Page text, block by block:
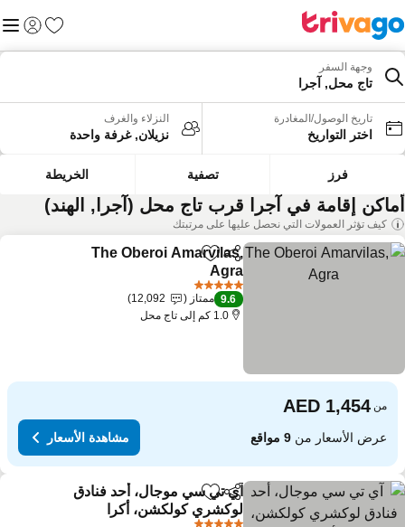
المفضلة
تسجيل
وجهة السفر
تاج محل, آجرا
تاريخ الوصول/المغادرة
اختر التواريخ
النزلاء والغرف
نزيلان, غرفة واحدة
فرز تصفية الخريطة
إقامة في آجرا قرب تاج محل (آجرا, الهند)
كيف تؤثر العمولات التي نحصل عليها على مرتبتك
مشاركةAdd to favorites
The Oberoi Amarvilas,
Agra
9.6 ممتاز
12,092
1.0 كم إلى تاج محل
من
عرض الأسعار من9 مواقع مشاهدة الأسعار
مشاركةAdd to favorites
آي تي سي موجال، أحد فنادق
لوكشري كولكشن، أكرا